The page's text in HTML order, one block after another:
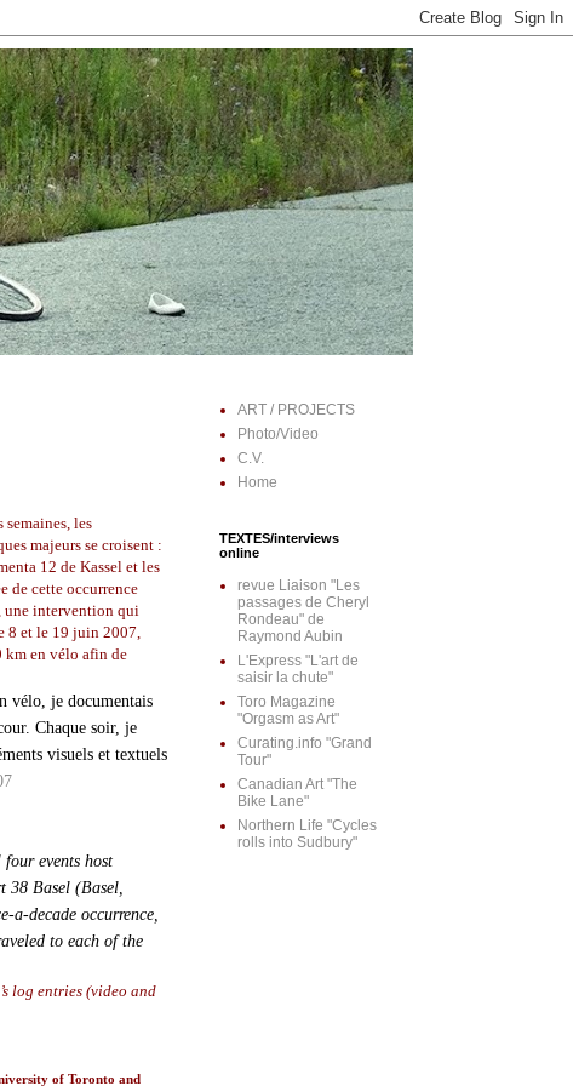
semaines, les
majeurs se croisent :
12 de Kassel et les
de cette occurrence
une intervention qui
8 et le 19 juin 2007,
km en vélo afin de
vélo, je documentais
Chaque soir, je
visuels et textuels
events host
Basel (Basel,
a-decade occurrence,
to each of the
log entries (video and
of Toronto and
ART / PROJECTS
Photo/Video
C.V.
Home
TEXTES/interviews
online
revue Liaison "Les
passages de Cheryl
Rondeau" de
Raymond Aubin
L'Express "L'art de
saisir la chute"
Toro Magazine
"Orgasm as Art"
Curating.info "Grand
Tour"
Canadian Art "The
Bike Lane"
Northern Life "Cycles
rolls into Sudbury"